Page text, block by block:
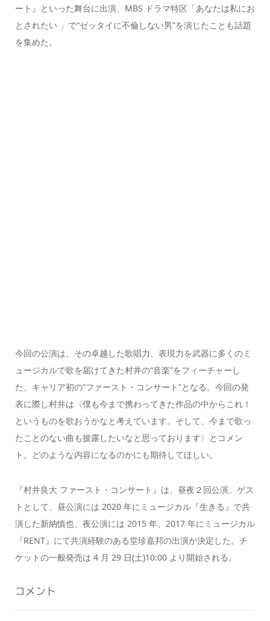
ート』といった舞台に出演、MBS ドラマ特区「あなたは私にお
とされたい 」で“ゼッタイに不倫しない男”を演じたことも話題
を集めた。
今回の公演は、その卓越した歌唱力、表現力を武器に多くのミ
ュージカルで歌を届けてきた村井の“音楽”をフィーチャーし
た、キャリア初の“ファースト・コンサート”となる。今回の発
表に際し村井は〈僕も今まで携わってきた作品の中からこれ！
というものを歌おうかなと考えています。そして、今まで歌っ
たことのない曲も披露したいなと思っております〉とコメン
ト。どのような内容になるのかにも期待してほしい。
『村井良大 ファースト・コンサート』は、昼夜２回公演。ゲス
トとして、昼公演には 2020 年にミュージカル『生きる』で共
演した新納慎也、夜公演には 2015 年、2017 年にミュージカル
『RENT』にて共演経験のある堂珍嘉邦の出演が決定した。チ
ケットの一般発売は 4 月 29 日(土)10:00 より開始される。
コメント